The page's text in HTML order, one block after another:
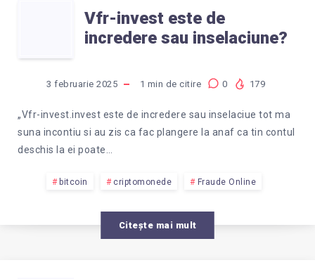
MARKETS
SI
COINBASE
WALLET?
VFR-
INVEST
ESTE
DE
INCREDERE
SAU
INSELACIUNE?
Vfr-invest este de
incredere sau inselaciune?
3 februarie 2025 1 min de citire 0 179
„Vfr-invest.invest este de incredere sau inselaciue tot ma
suna incontiu si au zis ca fac plangere la anaf ca tin contul
deschis la ei poate…
bitcoin criptomonede Fraude Online
Citește mai mult